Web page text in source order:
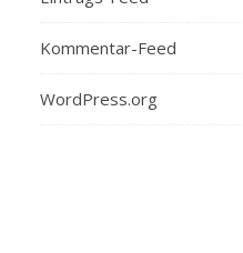
Kommentar-Feed
WordPress.org